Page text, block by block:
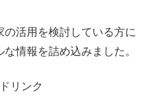
活用を検討している方に
情報を詰め込みました。
リンク